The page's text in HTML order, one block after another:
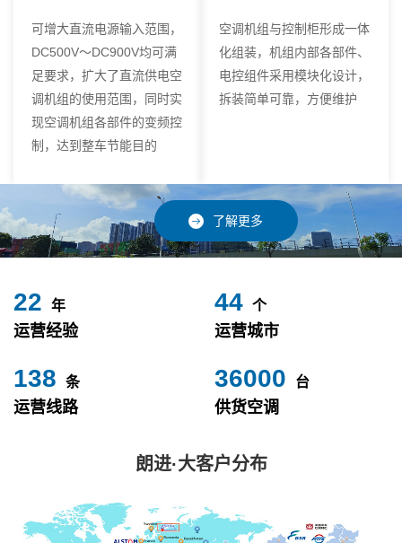
可增大直流电源输入范围，
DC500V～DC900V均可满
足要求，扩大了直流供电空
调机组的使用范围，同时实
现空调机组各部件的变频控
制，达到整车节能目的
空调机组与控制柜形成一体
化组装，机组内部各部件、
电控组件采用模块化设计，
拆装简单可靠，方便维护
了解更多
24 年
运营经验
49 个
运营城市
153 条
运营线路
40000 台
供货空调
朗进·大客户分布